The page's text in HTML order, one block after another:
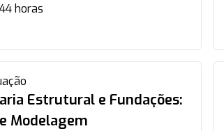
horas
Estrutural e Fundações:
Modelagem